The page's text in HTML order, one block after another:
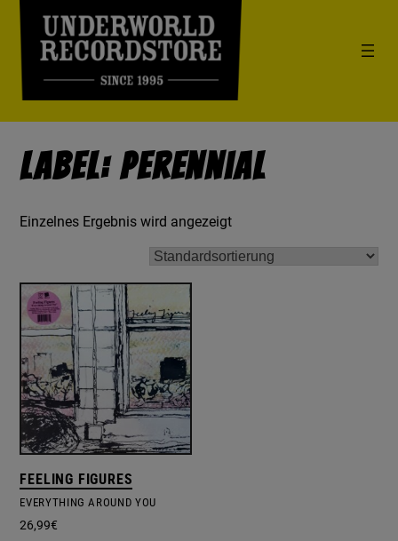
Label: Perennial
Einzelnes Ergebnis wird angezeigt
FEELING FIGURES
EVERYTHING AROUND YOU
26,99€